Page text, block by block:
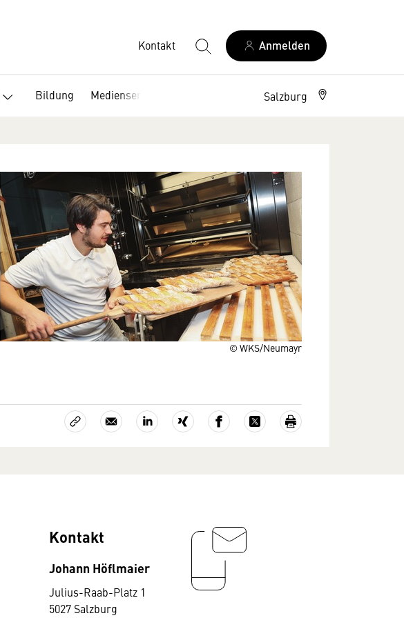
Kontakt Anmelden
Bildung Medienservice PodcastSalzburg
© WKS/Neumayr
Kontakt
Johann Höflmaier
Julius-Raab-Platz 1
5027 Salzburg